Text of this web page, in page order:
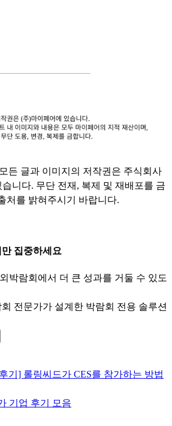
든 글과 이미지의 저작권은 주식회사
니다. 무단 전재, 복제 및 재배포를 금
처를 밝혀주시기 바랍니다.
집중하세요
박람회에서 더 큰 성과를 거둘 수 있도
전문가가 설계한 박람회 전용 솔루션
기] 롤링씨드가 CES를 참가하는 방법
기업 후기 모음